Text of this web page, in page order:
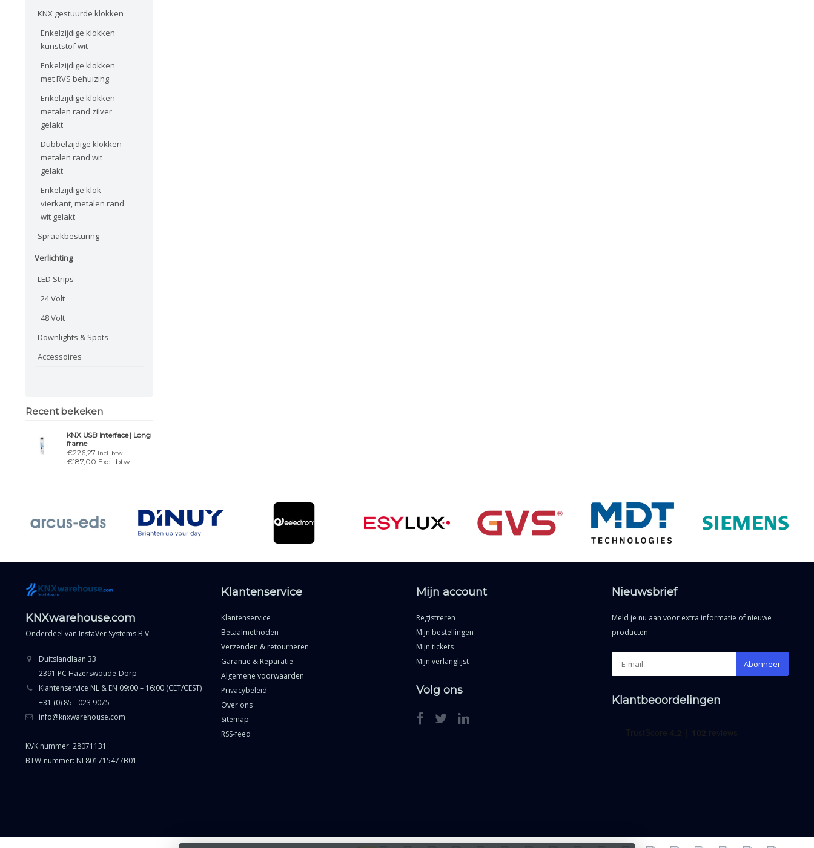
KNX gestuurde klokken
Enkelzijdige klokken
kunststof wit
Enkelzijdige klokken
met RVS behuizing
Enkelzijdige klokken
metalen rand zilver
gelakt
Dubbelzijdige klokken
metalen rand wit
gelakt
Enkelzijdige klok
vierkant, metalen rand
wit gelakt
Spraakbesturing
Verlichting
LED Strips
24 Volt
48 Volt
Downlights & Spots
Accessoires
Recent bekeken
KNX USB Interface | Long
frame
€226,27 Incl. btw
€187,00 Excl. btw
KNXwarehouse.com
Onderdeel van InstaVer Systems B.V.
Duitslandlaan 33
2391 PC Hazerswoude-Dorp
Klantenservice NL & EN 09:00 – 16:00 (CET/CEST)
+31 (0) 85 - 023 9075
info@knxwarehouse.com
KVK nummer: 28071131
BTW-nummer: NL801715477B01
Klantenservice
Klantenservice
Betaalmethoden
Verzenden & retourneren
Garantie & Reparatie
Algemene voorwaarden
Privacybeleid
Over ons
Sitemap
RSS-feed
Mijn account
Registreren
Mijn bestellingen
Mijn tickets
Mijn verlanglijst
Volg ons
Nieuwsbrief
Meld je nu aan voor extra informatie of nieuwe
producten
Abonneer
Klantbeoordelingen